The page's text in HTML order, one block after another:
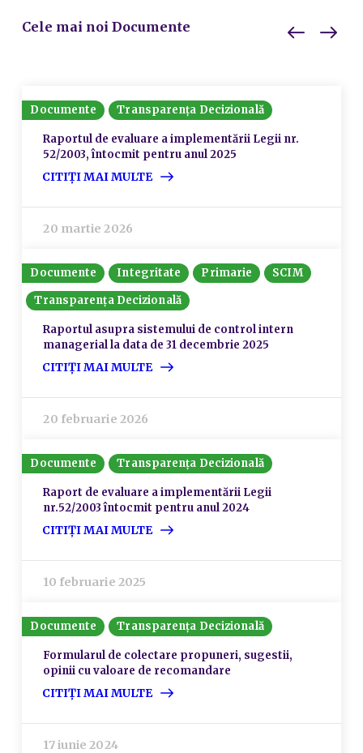
Cele mai noi Documente
Documente Transparența Decizională
Raportul de evaluare a implementării Legii nr.
52/2003, întocmit pentru anul 2025
CITIȚI MAI MULTE
20 martie 2026
Documente Integritate Primarie
SCIM
Transparența Decizională
Raportul asupra sistemului de control intern
managerial la data de 31 decembrie 2025
CITIȚI MAI MULTE
20 februarie 2026
Documente Transparența Decizională
Raport de evaluare a implementării Legii
nr.52/2003 întocmit pentru anul 2024
CITIȚI MAI MULTE
10 februarie 2025
Documente Transparența Decizională
Formularul de colectare propuneri, sugestii,
opinii cu valoare de recomandare
CITIȚI MAI MULTE
17 iunie 2024